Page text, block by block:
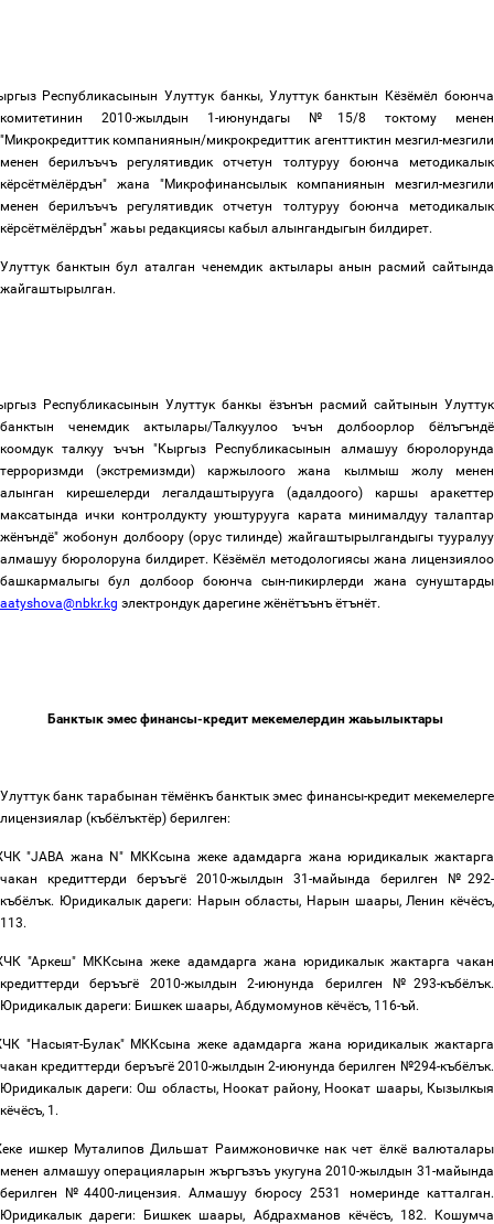
Республикасынын Улуттук банкы, Улуттук банктын Кёзёмёл боюнча
комитетинин 2010-жылдын 1-июнундагы №15/8 токтому менен
"Микрокредиттик компаниянын/микрокредиттик агенттиктин мезгил-мезгили
менен берилъъчъ регулятивдик отчетун толтуруу боюнча методикалык
кёрсётмёлёрдън" жана "Микрофинансылык компаниянын мезгил-мезгили
менен берилъъчъ регулятивдик отчетун толтуруу боюнча методикалык
кёрсётмёлёрдън" жаьы редакциясы кабыл алынгандыгын билдирет.
Улуттук банктын бул аталган ченемдик актылары анын расмий сайтында
жайгаштырылган.
Республикасынын Улуттук банкы ёзънън расмий сайтынын Улуттук
банктын
ченемдик актылары/Талкуулоо ъчън долбоорлор
бёлъгъндё
коомдук талкуу ъчън "Кыргыз Республикасынын алмашуу бюролорунда
терроризмди (экстремизмди) каржылоого жана кылмыш жолу менен
алынган кирешелерди легалдаштырууга (адалдоого) каршы аракеттер
максатында ички контролдукту уюштурууга карата минималдуу талаптар
жёнъндё" жобонун долбоору (орус тилинде) жайгаштырылгандыгы тууралуу
алмашуу бюролоруна билдирет. Кёзёмёл методологиясы жана лицензиялоо
башкармалыгы бул долбоор боюнча сын-пикирлерди жана
сунуштарды
aatyshova@nbkr.kg электрондук дарегине жёнётъънъ ётънёт.
Банктык эмес финансы-кредит мекемелердин жаьылыктары
Улуттук банк тарабынан тёмёнкъ банктык эмес финансы-кредит мекемелерге
лицензиялар (къбёлъктёр) берилген:
"JABA жана N" МККсына жеке адамдарга жана юридикалык жактарга
чакан
кредиттерди беръъгё 2010-жылдын 31 -майында берилген № 292-
къбёлък. Юридикалык дареги: Нарын областы, Нарын шаары, Ленин кёчёсъ,
113.
"Аркеш" МККсына жеке адамдарга жана юридикалык жактарга чакан
кредиттерди
беръъгё 2010-жылдын 2-июнунда берилген № 293-къбёлък.
Юридикалык дареги: Бишкек шаары, Абдумомунов кёчёсъ, 116-ъй.
"Насыят-Булак" МККсына жеке адамдарга жана юридикалык жактарга
чакан кредиттерди беръъгё2010-жылдын 2-июнунда берилген №294-къбёлък.
Юридикалык дареги:Ош областы, Ноокат району, Ноокат шаары, Кызылкыя
кёчёсъ, 1.
ишкер Муталипов Дильшат Раимжоновичке нак чет ёлкё валюталары
менен алмашуу операцияларын жъргъзъъ укугуна 2010-жылдын 31-майында
берилген
№ 4400-лицензия. Алмашуу бюросу 2531 номеринде катталган.
Юридикалык дареги: Бишкек шаары, Абдрахманов кёчёсъ, 182.
Кошумча